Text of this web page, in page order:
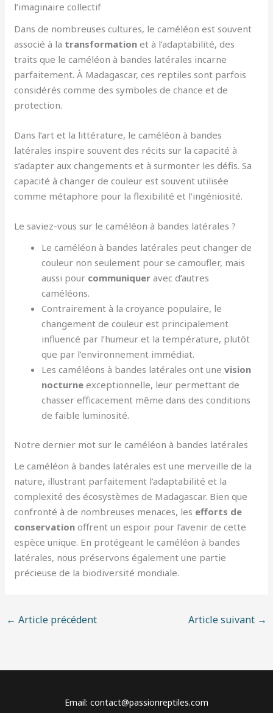
l’imaginaire collectif
Dans de nombreuses cultures, le caméléon est souvent
associé à la transformation et à l’adaptabilité, des
traits que le caméléon à bandes latérales incarne
parfaitement. À Madagascar, ces reptiles sont parfois
considérés comme des symboles de chance et de
protection.
Dans l’art et la littérature, le caméléon à bandes
latérales inspire souvent des récits sur la capacité à
s’adapter aux changements et à surmonter les défis. Sa
capacité à changer de couleur est souvent utilisée
comme métaphore pour la flexibilité et l’ingéniosité.
Le saviez-vous sur le caméléon à bandes latérales ?
Le caméléon à bandes latérales peut changer de
couleur non seulement pour se camoufler, mais
aussi pour communiquer avec d’autres
caméléons.
Contrairement à la croyance populaire, le
changement de couleur est principalement
influencé par l’humeur et la température, plutôt
que par l’environnement immédiat.
Les caméléons à bandes latérales ont unevision
nocturne exceptionnelle, leur permettant de
chasser efficacement même dans des conditions
de faible luminosité.
Notre dernier mot sur le caméléon à bandes latérales
Le caméléon à bandes latérales est une merveille de la
nature, illustrant parfaitement l’adaptabilité et la
complexité des écosystèmes de Madagascar. Bien que
confronté à de nombreuses menaces, les efforts de
conservation offrent un espoir pour l’avenir de cette
espèce unique. En protégeant le caméléon à bandes
latérales, nous préservons également une partie
précieuse de la biodiversité mondiale.
← Article précédent Article suivant →
Email: contact@passionreptiles.com